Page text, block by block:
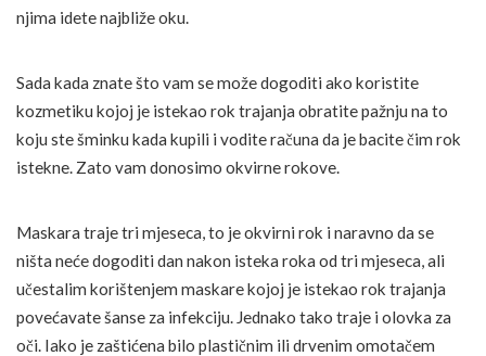
njima idete najbliže oku.
Sada kada znate što vam se može dogoditi ako koristite
kozmetiku kojoj je istekao rok trajanja obratite pažnju na to
koju ste šminku kada kupili i vodite računa da je bacite čim rok
istekne. Zato vam donosimo okvirne rokove.
Maskara traje tri mjeseca, to je okvirni rok i naravno da se
ništa neće dogoditi dan nakon isteka roka od tri mjeseca, ali
učestalim korištenjem maskare kojoj je istekao rok trajanja
povećavate šanse za infekciju. Jednako tako traje i olovka za
oči. Iako je zaštićena bilo plastičnim ili drvenim omotačem